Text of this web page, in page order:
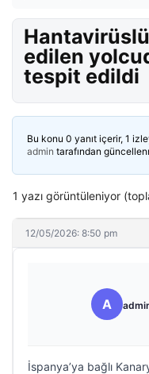
edilen
tespit edildi
Bu konu 0 yanıt içerir, 1
admin tarafından
1 yazı görüntüleniyor
12/05/2026: 8:50 pm
A
İspanya’ya bağlı